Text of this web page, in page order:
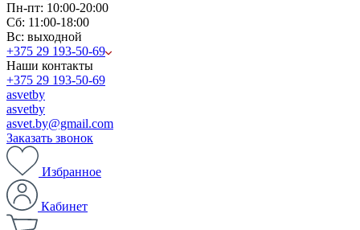
Пн-пт: 10:00-20:00
Сб: 11:00-18:00
Вс: выходной
+375 29 193-50-69
Наши контакты
+375 29 193-50-69
asvetby
asvetby
asvet.by@gmail.com
Заказать звонок
Избранное
Кабинет